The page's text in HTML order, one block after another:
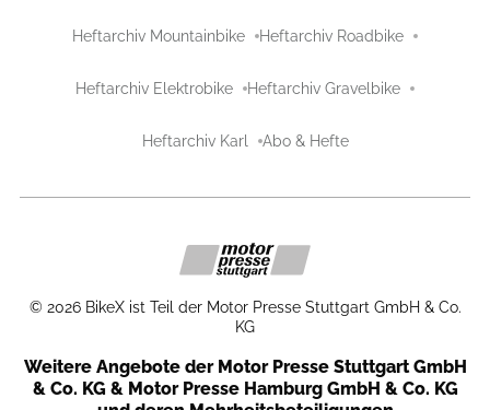
Heftarchiv Mountainbike Heftarchiv Roadbike
Heftarchiv Elektrobike Heftarchiv Gravelbike
Heftarchiv Karl Abo & Hefte
© 2026 BikeX ist Teil der Motor Presse Stuttgart GmbH & Co.
KG
Weitere Angebote der Motor Presse Stuttgart GmbH
& Co. KG & Motor Presse Hamburg GmbH & Co. KG